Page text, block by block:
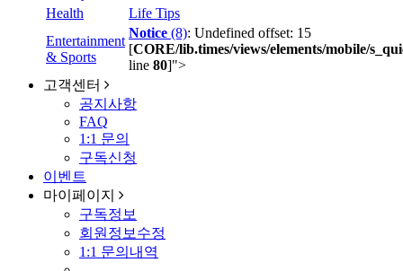
Health
Life Tips
Entertainment
& Sports
Notice (8): Undefined offset: 15
[CORE/lib.times/views/elements/mobile/
line 80]">
고객센터
공지사항
FAQ
1:1 문의
구독신청
이벤트
마이페이지
구독정보
회원정보수정
1:1 문의내역